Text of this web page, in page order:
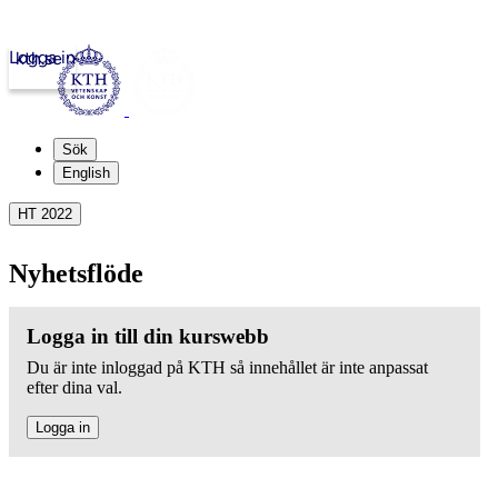
kth.se
Logga in
Sök
English
HT 2022
Nyhetsflöde
Logga in till din kurswebb
Du är inte inloggad på KTH så innehållet är inte anpassat
efter dina val.
Logga in